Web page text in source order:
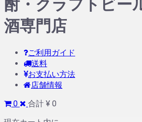
酎・クラフトビー
酒専門店
ご利用ガイド
送料
お支払い方法
店舗情報
0
合計 ¥ 0